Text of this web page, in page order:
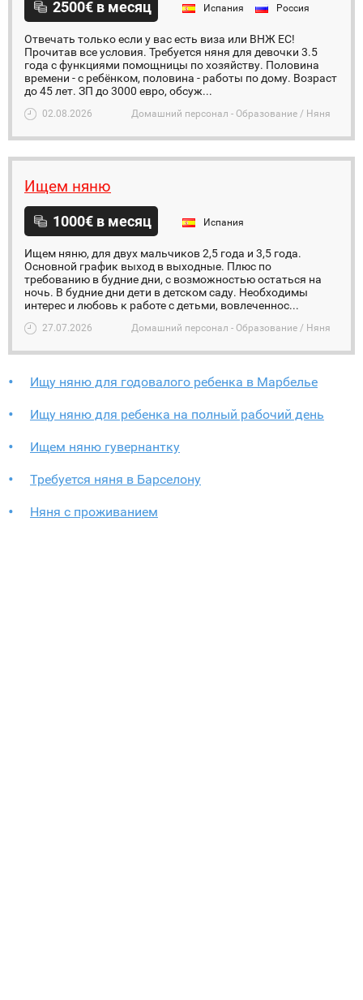
2500€ в месяц Испания Россия
Отвечать только если у вас есть виза или ВНЖ ЕС!
Прочитав все условия. Требуется няня для девочки 3.5
года с функциями помощницы по хозяйству. Половина
времени - с ребёнком, половина - работы по дому. Возраст
до 45 лет. ЗП до 3000 евро, обсуж...
02.08.2026 Домашний персонал - Образование / Няня
Ищем няню
1000€ в месяц Испания
Ищем няню, для двух мальчиков 2,5 года и 3,5 года.
Основной график выход в выходные. Плюс по
требованию в будние дни, с возможностью остаться на
ночь. В будние дни дети в детском саду. Необходимы
интерес и любовь к работе с детьми, вовлеченнос...
27.07.2026 Домашний персонал - Образование / Няня
Ищу няню для годовалого ребенка в Марбелье
Ищу няню для ребенка на полный рабочий день
Ищем няню гувернантку
Требуется няня в Барселону
Няня с проживанием